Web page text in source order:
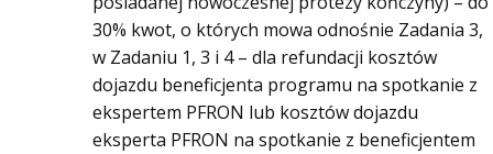
30% kwot, o których mowa odnośnie Zadania 3,
w Zadaniu 1, 3 i 4 – dla refundacji kosztów
dojazdu beneficjenta programu na spotkanie z
ekspertem PFRON lub kosztów dojazdu
eksperta PFRON na spotkanie z beneficjentem